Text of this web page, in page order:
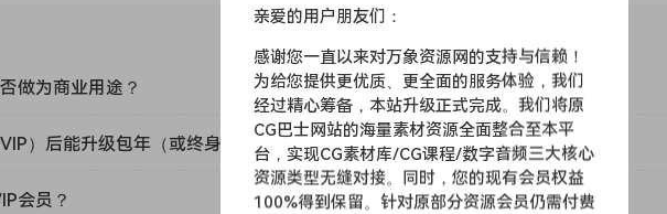
to low and high bands with adjustable crossover
or use sidechained audio or MIDI signals to trigger, with optional lookahead for
clicks: including super-accurate pre-smoothing algorithm when in LFO mode
triggered mode, so you never miss a beat
groups or your master bus for different pump effects
can run Duck on loads of tracks
做为商业用途？
）后能升级包年（或终身VIP）吗？
会员？
亲爱的用户朋友们：
感谢您一直以来对万象资源网的支持与信赖！
为给您提供更优质、更全面的服务体验，我们
经过精心筹备，本站升级正式完成。我们将原
CG巴士网站的海量素材资源全面整合至本平
台，实现CG素材库/CG课程/数字音频三大核心
资源类型无缝对接。同时，您的现有会员权益
100%得到保留。针对原部分资源会员仍需付费